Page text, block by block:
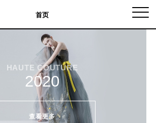
首页
HAUTE COUTURE
2020
查看更多